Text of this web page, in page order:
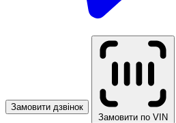
Замовити дзвінок
Замовити по VIN